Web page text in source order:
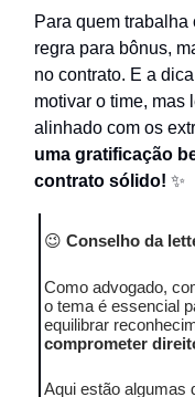
Para quem
regra para bônus,
no contrato. E a
motivar o time, mas
alinhado com os
uma gratificação
contrato sólido! ✨
😉 Conselho da
Como advogado,
o tema é essencial
equilibrar
comprometer
Aqui estão algumas